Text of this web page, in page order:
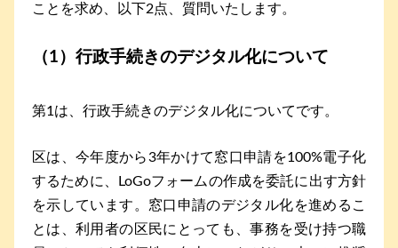
ことを求め、以下2点、質問いたします。
（1）行政手続きのデジタル化について
第1は、行政手続きのデジタル化についてです。
区は、今年度から3年かけて窓口申請を100%電子化
するために、LoGoフォームの作成を委託に出す方針
を示しています。窓口申請のデジタル化を進めるこ
とは、利用者の区民にとっても、事務を受け持つ職